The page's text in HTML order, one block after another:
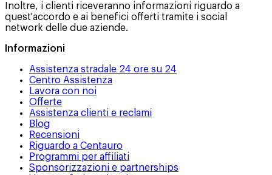
Inoltre, i clienti riceveranno informazioni riguardo a
quest'accordo e ai benefici offerti tramite i social
network delle due aziende.
Informazioni
Assistenza stradale 24 ore su 24
Centro Assistenza
Lavora con noi
Offerte
Assistenza clienti e reclami
Blog
Recensioni
Riguardo a Centauro
Programmi per affiliati
Sponsorizzazioni e partnerships